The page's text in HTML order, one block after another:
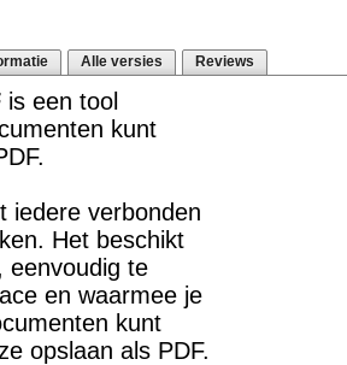
Alle versies Reviews
is een tool
kunt
iedere verbonden
Het beschikt
eenvoudig te
en waarmee je
kunt
opslaan als PDF.